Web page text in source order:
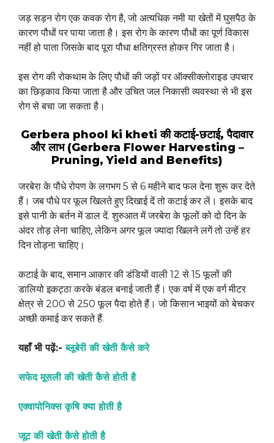
जड़ सड़न रोग एक कवक रोग है, जो अत्यधिक नमी या खेतों में घुसपैठ के
कारण पौधों पर पाया जाता है। इस रोग के कारण पौधों का पूर्ण विकास
नहीं हो पाता जिसके बाद पूरा पौधा क्षतिग्रस्त होकर गिर जाता है।
इस रोग की रोकथाम के लिए पौधों की जड़ों पर ऑक्सीक्लोराइड उपचार
का छिड़काव किया जाता है और उचित जल निकासी व्यवस्था से भी इस
रोग से बचा जा सकता है।
Gerbera phool ki kheti की कटाई-छटाई, पैदावार
और लाभ (Gerbera Flower Harvesting –
Pruning, Yield and Benefits)
जरबेरा के पौधे रोपण के लगभग 5 से 6 महीने बाद फल देना शुरू कर देते
हैं। जब पौधे पर फूल खिलते हुए दिखाई दें तो कटाई कर लें। इसके बाद
इसे पानी के बर्तन में डाल दें. शुरुआत में जरबेरा के फूलों को दो दिन के
अंदर तोड़ लेना चाहिए, लेकिन अगर फूल ज्यादा खिलने लगें तो उन्हें हर
दिन तोड़ना चाहिए।
कटाई के बाद, समान आकार की डंडियों वाली 12 से 15 फूलों की
डालियो इकट्ठा करके बंडल बनाई जाती हैं। एक वर्ष में एक वर्ग मीटर
क्षेत्र से 200 से 250 फूल पैदा होते हैं। जो किसान भाइयों को बेचकर
अच्छी कमाई कर सकते हैं.
यहाँ भी पढ़ें:-ब्लूबेरी की खेती कैसे करे
सफेद मूसली की खेती कैसे होती है
एक्वापोनिक्स कृषि क्या होती है
जूट की खेती कैसे होती है